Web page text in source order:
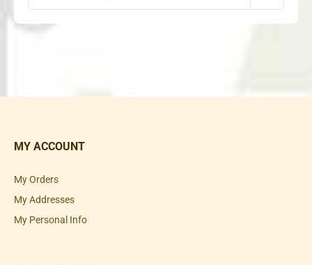
MY ACCOUNT
My Orders
My Addresses
My Personal Info